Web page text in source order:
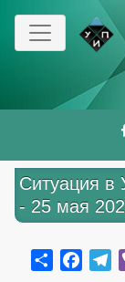
Перейти
основному
Ситуация в
- 25 мая
Share